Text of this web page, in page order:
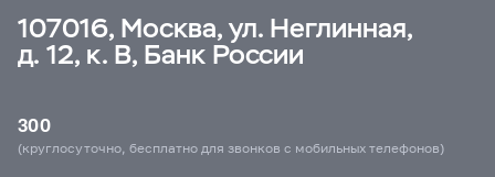
107016, Москва, ул. Неглинная,
д. 12, к. В, Банк России
300
(круглосуточно, бесплатно для звонков с мобильных телефонов)